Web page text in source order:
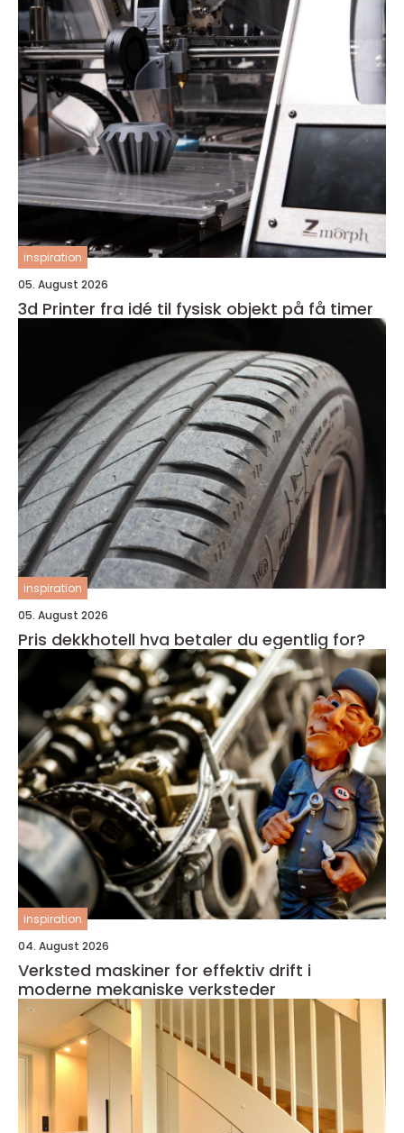
inspiration
05. August 2026
3d Printer fra idé til fysisk objekt på få timer
inspiration
05. August 2026
Pris dekkhotell hva betaler du egentlig for?
inspiration
04. August 2026
Verksted maskiner for effektiv drift i
moderne mekaniske verksteder